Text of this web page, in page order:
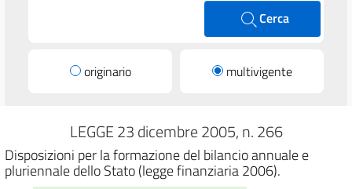
Cerca
originario multivigente
LEGGE 23 dicembre 2005, n. 266
Disposizioni per la formazione del bilancio annuale e
pluriennale dello Stato (legge finanziaria 2006).